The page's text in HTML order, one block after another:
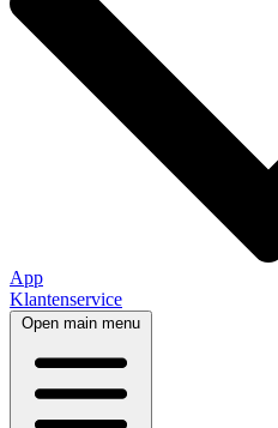
App
Klantenservice
Open main menu